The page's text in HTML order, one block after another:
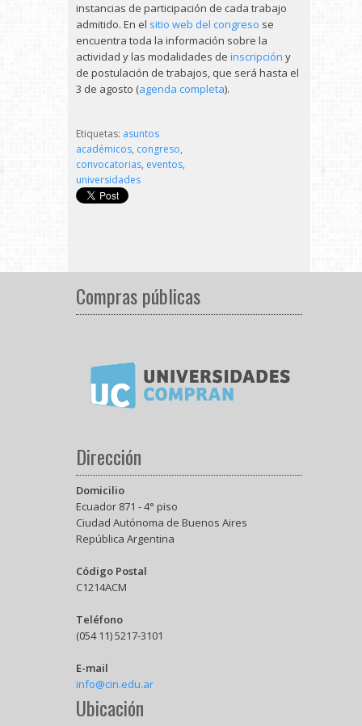
instancias de participación de cada trabajo
admitido. En el sitio web del congreso se
encuentra toda la información sobre la
actividad y las modalidades de inscripción y
de postulación de trabajos, que será hasta el
3 de agosto (agenda completa).
Etiquetas: asuntos
académicos, congreso,
convocatorias, eventos,
universidades
Compras públicas
Dirección
Domicilio
Ecuador 871 - 4° piso
Ciudad Autónoma de Buenos Aires
República Argentina
Código Postal
C1214ACM
Teléfono
(054 11) 5217-3101
E-mail
info@cin.edu.ar
Ubicación